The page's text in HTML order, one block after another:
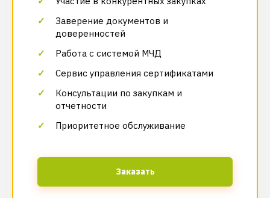
Заверение документов и
доверенностей
Работа с системой МЧД
Сервис управления сертификатами
Консультации по закупкам и
отчетности
Приоритетное обслуживание
Заказать